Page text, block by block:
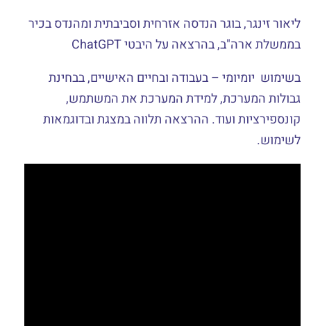
ליאור זינגר, בוגר הנדסה אזרחית וסביבתית ומהנדס בכיר
בממשלת ארה"ב, בהרצאה על היבטי ChatGPT
בשימוש יומיומי – בעבודה ובחיים האישיים, בבחינת
גבולות המערכת, למידת המערכת את המשתמש,
קונספירציות ועוד. ההרצאה תלווה במצגת ובדוגמאות
לשימוש.